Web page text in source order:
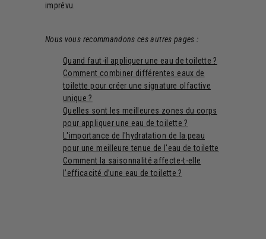
imprévu.
Nous vous recommandons ces autres pages :
Quand faut-il appliquer une eau de toilette ?
Comment combiner différentes eaux de
toilette pour créer une signature olfactive
unique ?
Quelles sont les meilleures zones du corps
pour appliquer une eau de toilette ?
L'importance de l'hydratation de la peau
pour une meilleure tenue de l'eau de toilette
Comment la saisonnalité affecte-t-elle
l’efficacité d’une eau de toilette ?